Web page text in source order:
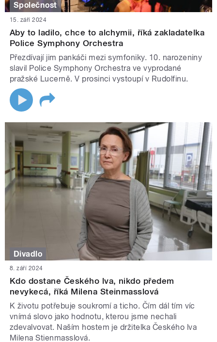
Společnost
15. září 2024
Aby to ladilo, chce to alchymii, říká zakladatelka
Police Symphony Orchestra
Přezdívají jim pankáči mezi symfoniky. 10. narozeniny
slavil Police Symphony Orchestra ve vyprodané
pražské Lucerně. V prosinci vystoupí v Rudolfinu.
Divadlo
8. září 2024
Kdo dostane Českého lva, nikdo předem
nevykecá, říká Milena Steinmasslová
K životu potřebuje soukromí a ticho. Čím dál tím víc
vnímá slovo jako hodnotu, kterou jsme nechali
zdevalvovat. Naším hostem je držitelka Českého lva
Milena Stienmasslová.